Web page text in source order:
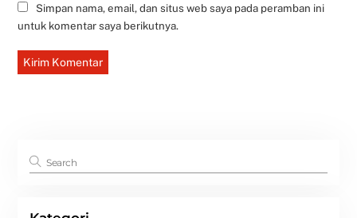
Simpan nama, email, dan situs web saya pada peramban ini
untuk komentar saya berikutnya.